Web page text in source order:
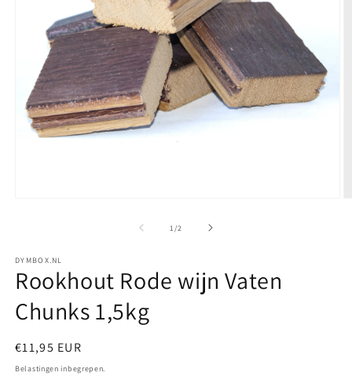
1 /van
2
DYMBOX.NL
Rookhout Rode wijn Vaten
Chunks 1,5kg
Normale
prijs
€11,95 EUR
Belastingen inbegrepen.